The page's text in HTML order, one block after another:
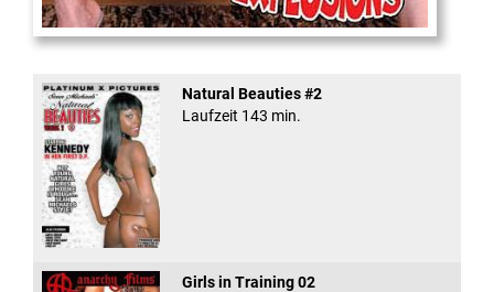
Internal Explosionen
Natural Beauties #2
Laufzeit 143 min.
Girls in Training 02